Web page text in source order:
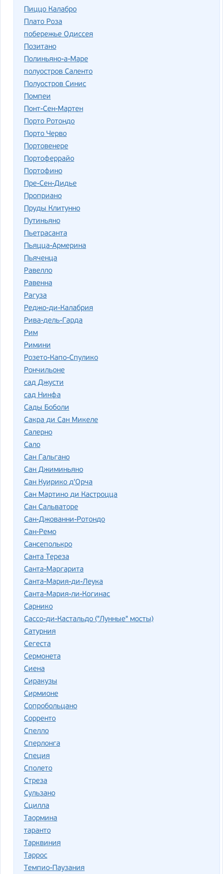
Пиццо Калабро
Плато Роза
побережье Одиссея
Позитано
Полиньяно-а-Маре
полуостров Саленто
Полуостров Синис
Помпеи
Понт-Сен-Мартен
Порто Ротондо
Порто Черво
Портовенере
Портоферрайо
Портофино
Пре-Сен-Дидье
Проприано
Пруды Клитунно
Путиньяно
Пьетрасанта
Пьяцца-Армерина
Пьяченца
Равелло
Равенна
Рагуза
Реджо-ди-Калабрия
Рива-дель-Гарда
Рим
Римини
Розето-Капо-Спулико
Рончильоне
сад Джусти
сад Нинфа
Сады Боболи
Сакра ди Сан Микеле
Салерно
Сало
Сан Гальгано
Сан Джиминьяно
Сан Куирико д'Орча
Сан Мартино ди Кастроцца
Сан Сальваторе
Сан-Джованни-Ротондо
Сан-Ремо
Сансеполькро
Санта Тереза
Санта-Маргарита
Санта-Мария-ди-Леука
Санта-Мария-ли-Когинас
Сарнико
Сассо-ди-Кастальдо ("Лунные" мосты)
Сатурния
Сегеста
Сермонета
Сиена
Сиракузы
Сирмионе
Сопробольцано
Сорренто
Спелло
Сперлонга
Специя
Сполето
Стреза
Сульзано
Сцилла
Таормина
таранто
Тарквиния
Таррос
Темпио-Паузания